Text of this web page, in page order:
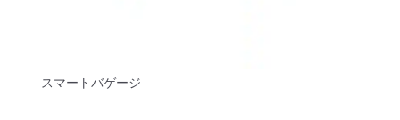
スマートバゲージ